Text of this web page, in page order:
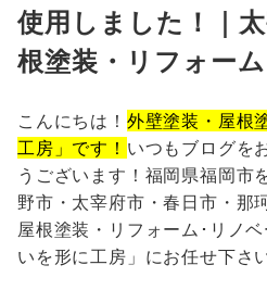
使用しました！｜
根塗装・リフォーム
こんにちは！ 外壁塗装・屋根
工房」です！ いつもブログを
うございます！福岡県福岡市
野市・太宰府市・春日市・那
屋根塗装・リフォーム･リノ
いを形に工房」にお任せ下さ